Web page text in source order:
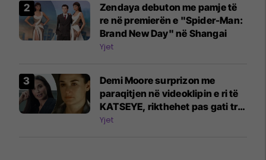
Zendaya debuton me pamje të
re në premierën e "Spider-Man:
Brand New Day" në Shangai
Yjet
Demi Moore surprizon me
paraqitjen në videoklipin e ri të
KATSEYE, rikthehet pas gati tri
dekadash
Yjet